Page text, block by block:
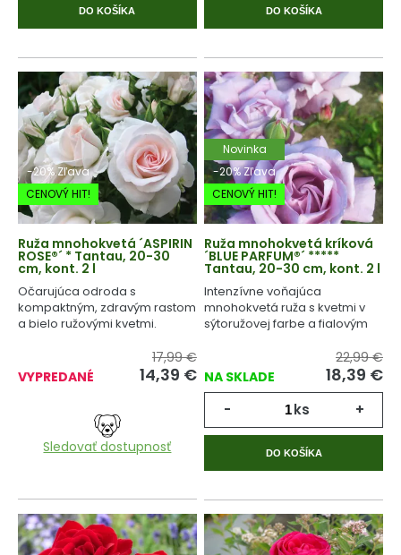
DO KOŠÍKA DO KOŠÍKA
-20% Zľava
CENOVÝ HIT!
Ruža mnohokvetá ´ASPIRIN
ROSE®´ * Tantau, 20-30
cm, kont. 2 l
Očarujúca odroda s
kompaktným, zdravým rastom
a bielo ružovými kvetmi.
VYPREDANÉ
17,99 €
14,39 €
Sledovať dostupnosť
Novinka
-20% Zľava
CENOVÝ HIT!
Ruža mnohokvetá kríková
´BLUE PARFUM®´ *****
Tantau, 20-30 cm, kont. 2 l
Intenzívne voňajúca
mnohokvetá ruža s kvetmi v
sýtoružovej farbe a fialovým
NA SKLADE
22,99 €
18,39 €
- ks +
DO KOŠÍKA